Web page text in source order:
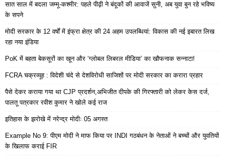
सात साल में बदला जम्मू-कश्मीर: पहले पीढ़ी ने बंदूकों की आवाजें सुनी, अब युवा बुन रहे भविष्य
के सपने
मोदी सरकार के 12 वर्षों में इंफ्रा क्षेत्र की 24 अहम उपलब्धियां: विकास की नई इबारत लिख
रहा नया इंडिया
PoK में बहता बेकसूरों का खून और ‘ग्लोबल लिबरल मीडिया’ का खौफनाक सन्नाटा!
FCRA चक्रव्यूह : विदेशी चंदे से देशविरोधी साजिशों पर मोदी सरकार का करारा प्रहार
पैसे देकर कराया गया था CJP प्रदर्शन,अभिजीत दीपके की गिरफ्तारी को लेकर केस दर्ज,
पालतू पत्रकार रवीश कुमार ने खोले कई राज
इतिहास के झरोखे में नरेन्द्र मोदीः 05 अगस्त
Example No 9: पीएम मोदी ने माफ किया पर INDI गठबंधन के नेताओं ने बच्चों और युवतियों
के खिलाफ कराई FIR